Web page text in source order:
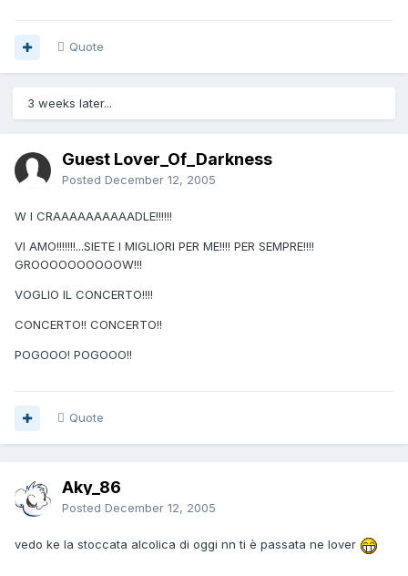
Quote
3 weeks later...
Guest Lover_Of_Darkness
Posted December 12, 2005
W I CRAAAAAAAAAADLE!!!!!!
VI AMO!!!!!!!...SIETE I MIGLIORI PER ME!!!! PER SEMPRE!!!!
GROOOOOOOOOOW!!!
VOGLIO IL CONCERTO!!!!
CONCERTO!! CONCERTO!!
POGOOO! POGOOO!!
Quote
Aky_86
Posted December 12, 2005
vedo ke la stoccata alcolica di oggi nn ti è passata ne lover